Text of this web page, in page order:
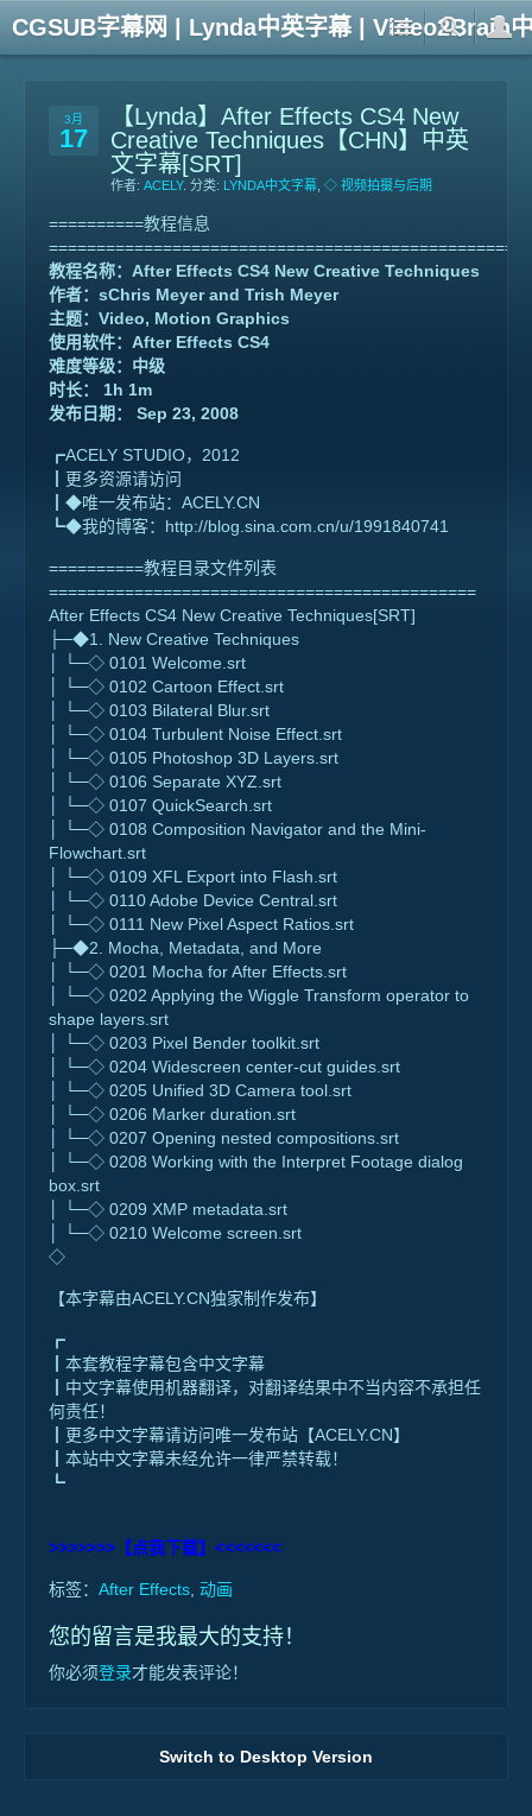
CGSUB字幕网 | Lynda中英字幕 | Video2Brain
3月
17
【Lynda】After Effects CS4 New
Creative Techniques【CHN】中英
文字幕[SRT]
作者: ACELY. 分类: LYNDA中文字幕 ◇ 视频拍摄与后期
==========教程信息
教程名称：After Effects CS4 New Creative Techniques
作者：sChris Meyer and Trish Meyer
主题：Video, Motion Graphics
使用软件：After Effects CS4
难度等级：中级
时长： 1h 1m
发布日期： Sep 23, 2008
┏ACELY STUDIO，2012
┃更多资源请访问
┃◆唯一发布站：ACELY.CN
┗◆我的博客：http://blog.sina.com.cn/u/1991840741
==========教程目录文件列表
=============================================
After Effects CS4 New Creative Techniques[SRT]
├─◆1. New Creative Techniques
│ └─◇ 0101 Welcome.srt
│ └─◇ 0102 Cartoon Effect.srt
│ └─◇ 0103 Bilateral Blur.srt
│ └─◇ 0104 Turbulent Noise Effect.srt
│ └─◇ 0105 Photoshop 3D Layers.srt
│ └─◇ 0106 Separate XYZ.srt
│ └─◇ 0107 QuickSearch.srt
│ └─◇ 0108 Composition Navigator and the Mini-
Flowchart.srt
│ └─◇ 0109 XFL Export into Flash.srt
│ └─◇ 0110 Adobe Device Central.srt
│ └─◇ 0111 New Pixel Aspect Ratios.srt
├─◆2. Mocha, Metadata, and More
│ └─◇ 0201 Mocha for After Effects.srt
│ └─◇ 0202 Applying the Wiggle Transform operator to
shape layers.srt
│ └─◇ 0203 Pixel Bender toolkit.srt
│ └─◇ 0204 Widescreen center-cut guides.srt
│ └─◇ 0205 Unified 3D Camera tool.srt
│ └─◇ 0206 Marker duration.srt
│ └─◇ 0207 Opening nested compositions.srt
│ └─◇ 0208 Working with the Interpret Footage dialog
box.srt
│ └─◇ 0209 XMP metadata.srt
│ └─◇ 0210 Welcome screen.srt
◇
【本字幕由ACELY.CN独家制作发布】
┏
┃本套教程字幕包含中文字幕
┃中文字幕使用机器翻译，对翻译结果中不当内容不承担任
何责任！
┃更多中文字幕请访问唯一发布站【ACELY.CN】
┃本站中文字幕未经允许一律严禁转载！
┗
>>>>>>>【点我下载】<<<<<<<
标签： After Effects 动画
您的留言是我最大的支持！
你必须登录才能发表评论！
Switch to Desktop Version